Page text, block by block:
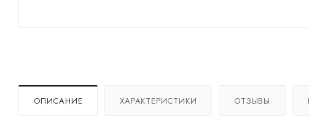
ОПИСАНИЕ ХАРАКТЕРИСТИКИ ОТЗЫВЫ